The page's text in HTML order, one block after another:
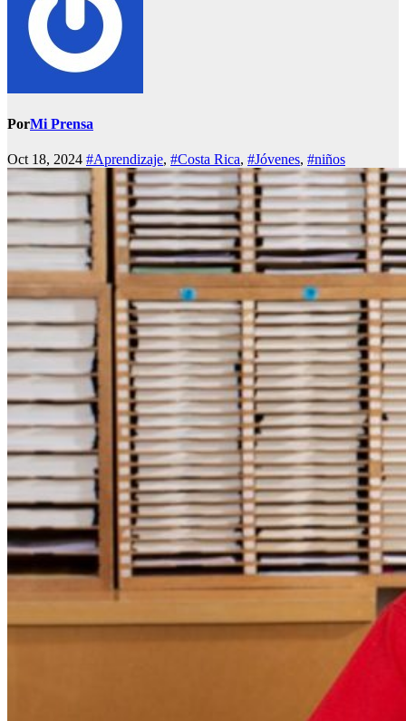
PorMi Prensa
Oct 18, 2024 #Aprendizaje, #Costa Rica, #Jóvenes, #niños